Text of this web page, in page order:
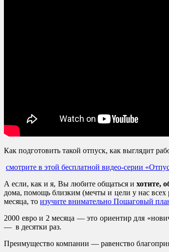
Как подготовить такой отпуск, как выглядит
смотрите в этой бесплатной видео-серии
А если, как и я, Вы любите общаться ихотите,
дома, помощь близким (мечты и цели у нас всех
месяца, то изучите внимательно Пошаговый
2000 евро и 2 месяца — это ориентир для
— в десятки раз.
Преимущество компании — равенство